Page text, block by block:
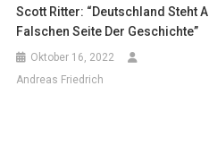
Scott Ritter: “Deutschland Steht
Falschen Seite Der Geschichte”
Oktober 16, 2022
Andreas Friedrich